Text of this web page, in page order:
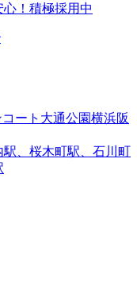
！積極採用中
ート大通公園横浜阪
、桜木町駅、石川町